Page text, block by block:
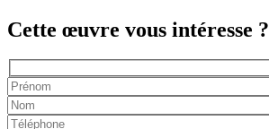
Cette œuvre vous intéresse ?